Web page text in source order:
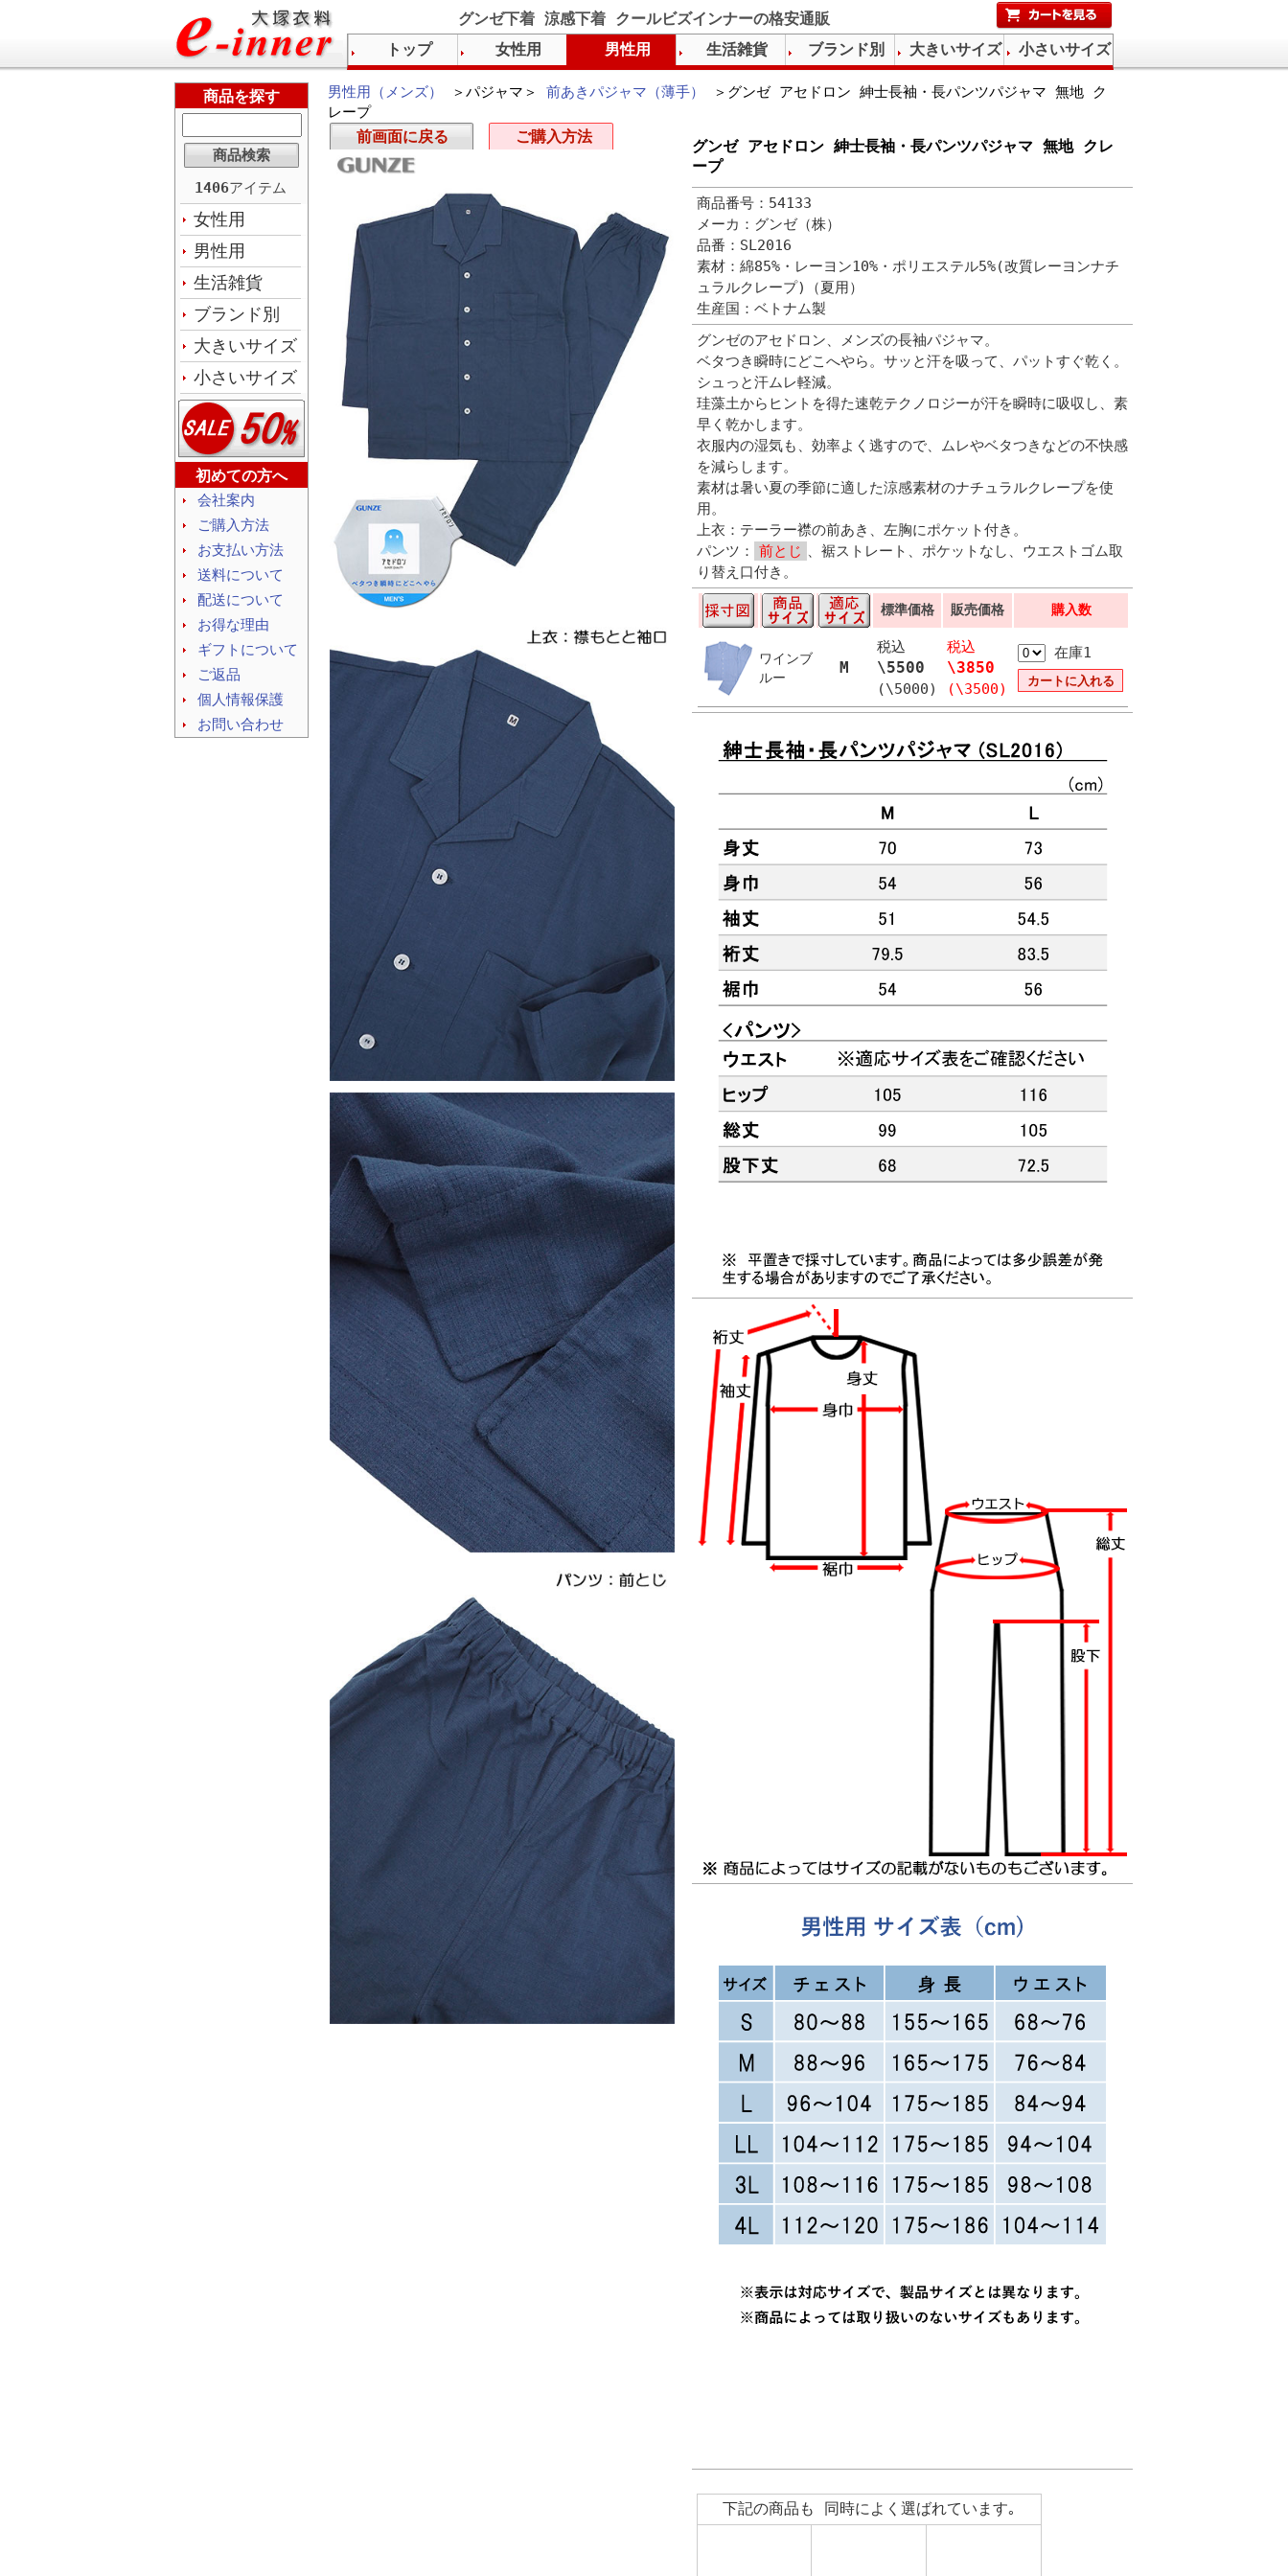
グンゼ下着 涼感下着 クールビズインナーの格安通販
男性用（メンズ） ＞パジャマ＞ 前あきパジャマ（薄手）
＞グンゼ アセドロン 紳士長袖・長パンツパジャマ 無地 ク
レープ
グンゼ アセドロン 紳士長袖・長パンツパジャマ 無地 クレ
ープ
商品番号：54133
メーカ：グンゼ（株）
品番：SL2016
素材：綿85%・レーヨン10%・ポリエステル5%(改質レーヨンナチ
ュラルクレープ)（夏用）
生産国：ベトナム製
グンゼのアセドロン、メンズの長袖パジャマ。
ベタつき瞬時にどこへやら。サッと汗を吸って、パットすぐ乾く。
シュっと汗ムレ軽減。
珪藻土からヒントを得た速乾テクノロジーが汗を瞬時に吸収し、素
早く乾かします。
衣服内の湿気も、効率よく逃すので、ムレやベタつきなどの不快感
を減らします。
素材は暑い夏の季節に適した涼感素材のナチュラルクレープを使
用。
上衣：テーラー襟の前あき、左胸にポケット付き。
パンツ：
前とじ 、裾ストレート、ポケットなし、ウエストゴム取
り替え口付き。
標準価格 販売価格 購入数
ワインブ
ルー
M
税込
\5500
(\5000)
税込
\3850
(\3500)
在庫1
下記の商品も 同時によく選ばれています｡
前画面に戻る ご購入方法
商品を探す
1406アイテム
女性用
男性用
生活雑貨
ブランド別
大きいサイズ
小さいサイズ
初めての方へ
会社案内
ご購入方法
お支払い方法
送料について
配送について
お得な理由
ギフトについて
ご返品
個人情報保護
お問い合わせ
トップ 女性用 男性用 生活雑貨 ブランド別 大きいサイズ 小さいサイズ